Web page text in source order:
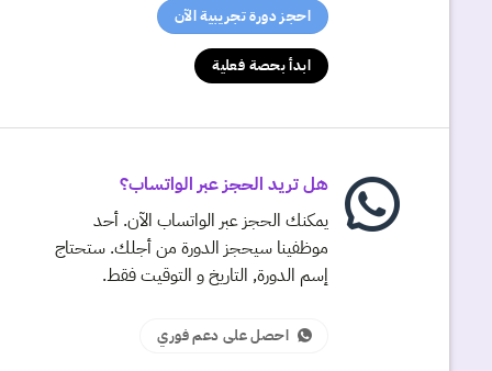
احجز دورة تجريبية الآن
ابدأ بحصة فعلية
هل تريد الحجز عبر الواتساب؟
يمكنك الحجز عبر الواتساب الآن. أحد
موظفينا سيحجز الدورة من أجلك. ستحتاج
إسم الدورة, التاريخ و التوقيت فقط.
احصل على دعم فوري